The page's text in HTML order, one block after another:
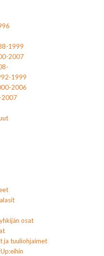
1999
2007
1999
2006
2007
osat
ja tuuliohjaimet